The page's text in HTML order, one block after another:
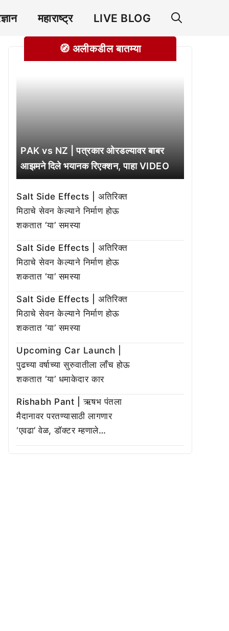
महाराष्ट्र LIVE BLOG
🧭 अलीकडील बातम्या
PAK vs NZ | पत्रकार ओरडल्यावर बाबर
आझमने दिले भयानक रिएक्शन, पाहा VIDEO
Salt Side Effects | अतिरिक्त
मिठाचे सेवन केल्याने निर्माण होऊ
शकतात ‘या’ समस्या
Salt Side Effects | अतिरिक्त
मिठाचे सेवन केल्याने निर्माण होऊ
शकतात ‘या’ समस्या
Salt Side Effects | अतिरिक्त
मिठाचे सेवन केल्याने निर्माण होऊ
शकतात ‘या’ समस्या
Upcoming Car Launch |
पुढच्या वर्षाच्या सुरुवातीला लाँच होऊ
शकतात ‘या’ धमाकेदार कार
Rishabh Pant | ऋषभ पंतला
मैदानावर परतण्यासाठी लागणार
‘एवढा’ वेळ, डॉक्टर म्हणाले…